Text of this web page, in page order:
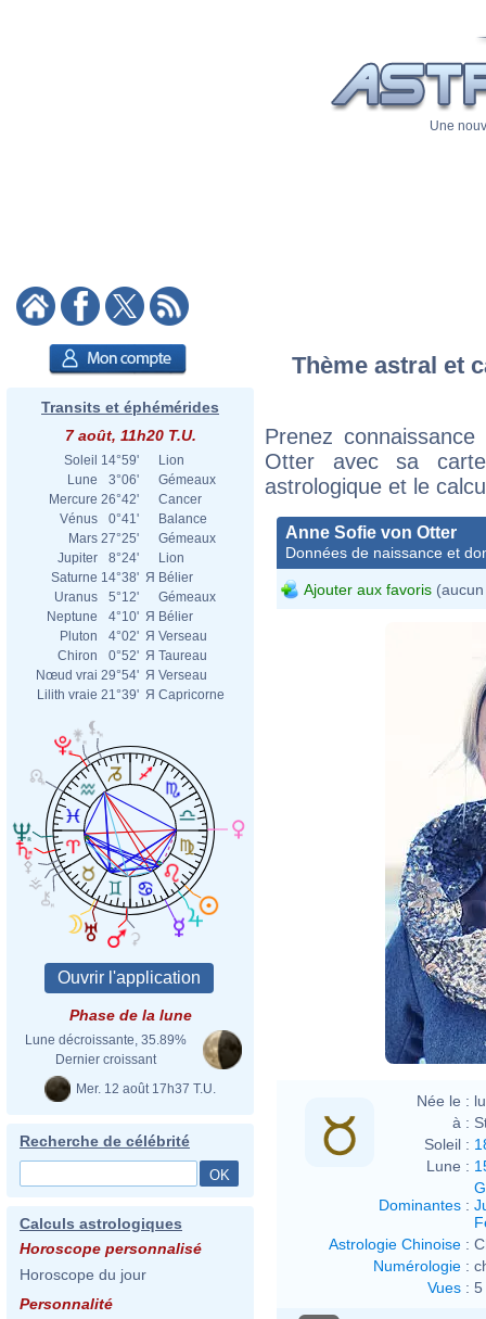
Une
Transits et éphémérides
7 août, 11h20 T.U.
Soleil 14°59'
Lion
Lune
3°06'
Gémeaux
Mercure 26°42'
Cancer
Vénus
0°41'
Balance
Mars 27°25'
Gémeaux
Jupiter
8°24'
Lion
Saturne 14°38' Я Bélier
Uranus
5°12'
Gémeaux
Neptune
4°10' Я Bélier
Pluton
4°02' Я Verseau
Chiron
0°52' Я Taureau
Nœud vrai 29°54' Я Verseau
Lilith vraie 21°39' Я Capricorne
Phase de la lune
Lune décroissante, 35.89%
Dernier croissant
Mer. 12 août 17h37 T.U.
Recherche de célébrité
Calculs astrologiques
Horoscope personnalisé
Horoscope du jour
Personnalité
Thème astral et
Prenez
Otter avec sa
astrologique et le
Anne Sofie von Otter
Données de naissance et
Ajouter aux favoris
Née le :
à :
Soleil :
Lune :
Dominantes :
Astrologie Chinoise :
Numérologie :
Vues : 5